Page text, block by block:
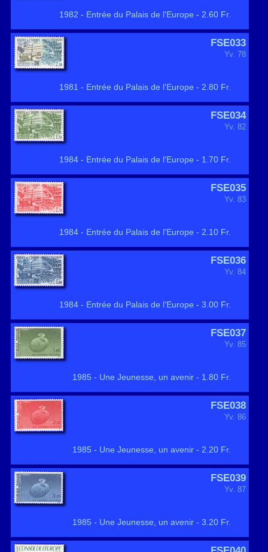
1982 - Entrée du Palais de l'Europe - 2.60 Fr.
FSE033
Yv. 78
1981 - Entrée du Palais de l'Europe - 2.80 Fr.
FSE034
Yv. 82
1984 - Entrée du Palais de l'Europe - 1.70 Fr.
FSE035
Yv. 83
1984 - Entrée du Palais de l'Europe - 2.10 Fr.
FSE036
Yv. 84
1984 - Entrée du Palais de l'Europe - 3.00 Fr.
FSE037
Yv. 85
1985 - Une Jeunesse, un avenir - 1.80 Fr.
FSE038
Yv. 86
1985 - Une Jeunesse, un avenir - 2.20 Fr.
FSE039
Yv. 87
1985 - Une Jeunesse, un avenir - 3.20 Fr.